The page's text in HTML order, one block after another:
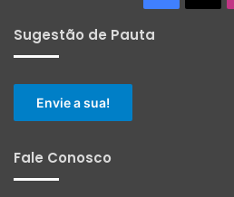
Sugestão de Pauta
Envie a sua!
Fale Conosco